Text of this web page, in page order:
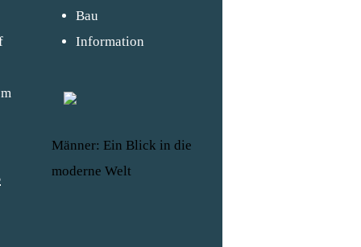
Bau
Information
Männer: Ein Blick in die
moderne Welt